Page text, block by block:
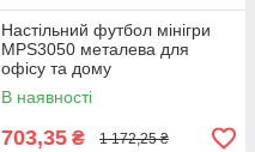
Настільний футбол мінігри
MPS3050 металева для
офісу та дому
В наявності
703,35 ₴ 1 172,25 ₴